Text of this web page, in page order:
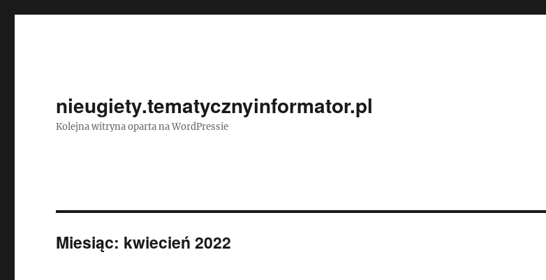
nieugiety.tematycznyinformator.pl
Kolejna witryna oparta na WordPressie
Miesiąc: kwiecień 2022